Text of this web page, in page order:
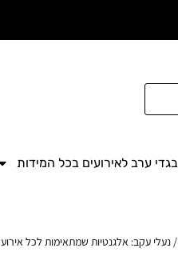
בגדי ערב לאירועים בכל המידות
/ נעלי עקב: אלגנטיות שמתאימות לכל אירוע